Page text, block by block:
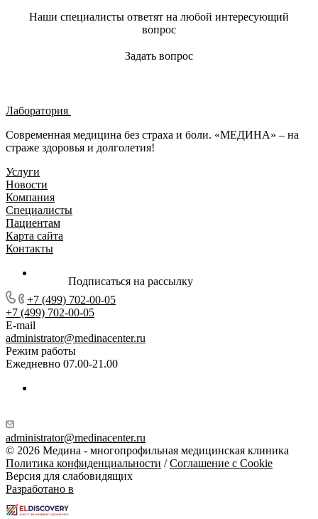
Наши специалисты ответят на любой интересующий
вопрос
Задать вопрос
Лаборатория
Современная медицина без страха и боли. «МЕДИНА» – на
страже здоровья и долголетия!
Услуги
Новости
Компания
Специалисты
Пациентам
Карта сайта
Контакты
Подписаться на рассылку
+7 (499) 702-00-05
+7 (499) 702-00-05
E-mail
administrator@medinacenter.ru
Режим работы
Ежедневно 07.00-21.00
administrator@medinacenter.ru
© 2026 Медина - многопрофильная медицинская клиника
Политика конфиденциальности /Соглашение с Cookie
Версия для слабовидящих
Разработано в